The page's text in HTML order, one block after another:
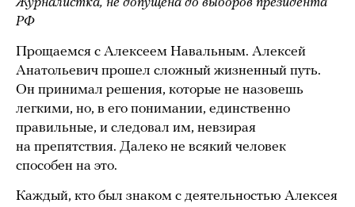
РФ
Прощаемся с Алексеем Навальным. Алексей
Анатольевич прошел сложный жизненный путь.
Он принимал решения, которые не назовешь
легкими, но, в его понимании, единственно
правильные, и следовал им, невзирая
на препятствия. Далеко не всякий человек
способен на это.
Каждый, кто был знаком с деятельностью Алексея